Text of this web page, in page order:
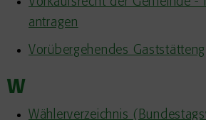
antragen
Vorübergehendes
W
Wählerverzeichnis